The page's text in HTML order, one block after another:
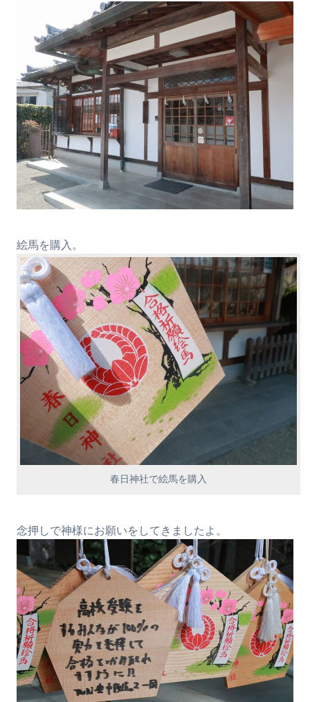
絵馬を購入。
春日神社で絵馬を購入
念押しで神様にお願いをしてきましたよ。